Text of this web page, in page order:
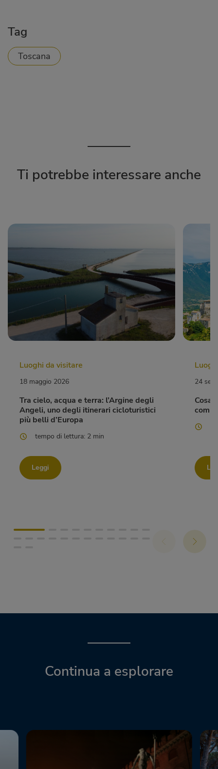
Tag
Toscana
Ti potrebbe interessare anche
Luoghi da visitare
18 maggio 2026
Tra cielo, acqua e terra: l’Argine degli
Angeli, uno degli itinerari cicloturistici
più belli d’Europa
tempo di lettura: 2 min
Leggi
24
Cosa
Continua a esplorare